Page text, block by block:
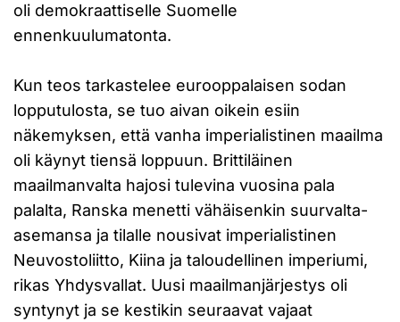
oli demokraattiselle Suomelle
ennenkuulumatonta.
Kun teos tarkastelee eurooppalaisen sodan
lopputulosta, se tuo aivan oikein esiin
näkemyksen, että vanha imperialistinen maailma
oli käynyt tiensä loppuun. Brittiläinen
maailmanvalta hajosi tulevina vuosina pala
palalta, Ranska menetti vähäisenkin suurvalta-
asemansa ja tilalle nousivat imperialistinen
Neuvostoliitto, Kiina ja taloudellinen imperiumi,
rikas Yhdysvallat. Uusi maailmanjärjestys oli
syntynyt ja se kestikin seuraavat vajaat